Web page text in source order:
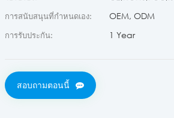
การสนับสนุนที่กำหนดเอง: OEM, ODM
การรับประกัน: 1 Year
สอบถามตอนนี้